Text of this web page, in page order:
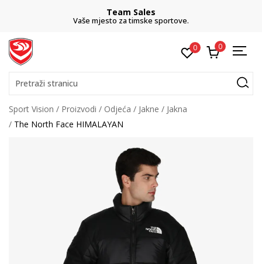
Team Sales
Vaše mjesto za timske sportove.
0 0
Pretraži stranicu
Sport Vision Proizvodi Odjeća Jakne
Jakna
The North Face HIMALAYAN